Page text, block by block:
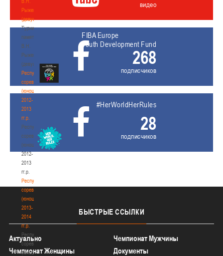
Рыженкова
(девушки)
Турнир
памяти
В.Н.
Рыженкова
(девушки)
Республиканские
соревнования
(юноши)
2012-
2013
гг.р.
Республиканские
соревнования
(юноши)
2012-
2013
гг.р.
Республиканские
соревнования
(юноши)
2013-
2014
гг.р.
Республиканские
соревнования
(юноши)
видео
FIBA Europe
Youth Development Fund
268
подписчиков
#HerWorldHerRules
28
подписчиков
БЫСТРЫЕ ССЫЛКИ
Актуально
Чемпионат Мужчины
Чемпионат Женщины
Документы